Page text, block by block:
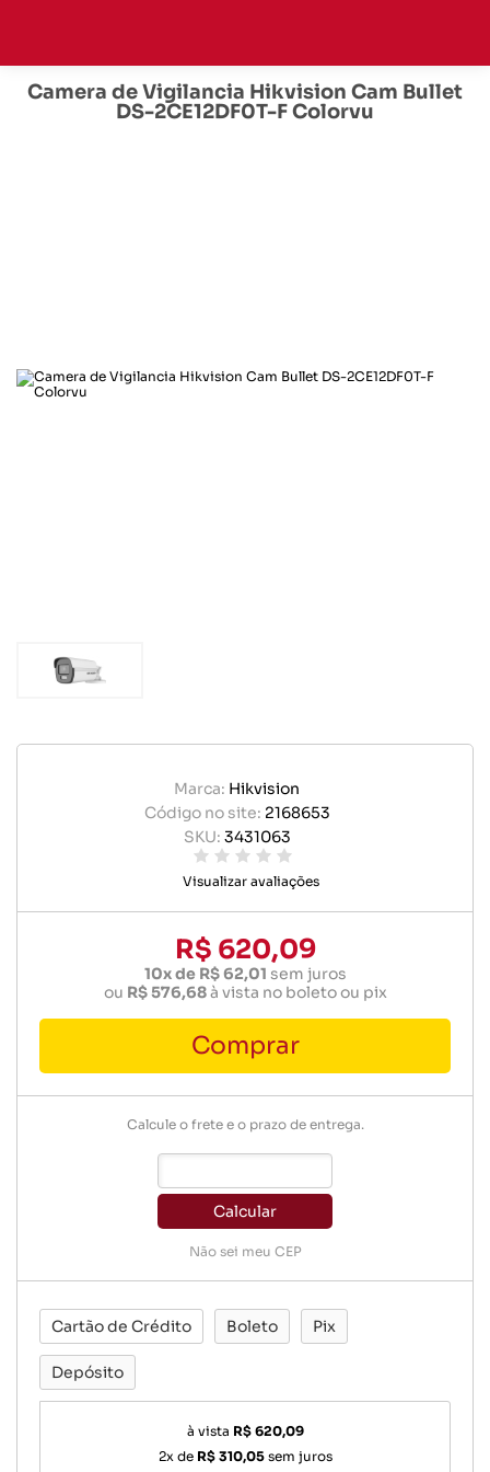
Camera de Vigilancia Hikvision Cam Bullet
DS-2CE12DF0T-F Colorvu
Marca: Hikvision
Código no site: 2168653
SKU: 3431063
Visualizar avaliações
R$ 620,09
10x de R$ 62,01 sem juros
ou R$ 576,68à vista no boleto ou pix
Comprar
Calcule o frete e o prazo de entrega.
Calcular
Não sei meu CEP
Cartão de Crédito Boleto Pix
Depósito
à vista R$ 620,09
2x de R$ 310,05sem juros